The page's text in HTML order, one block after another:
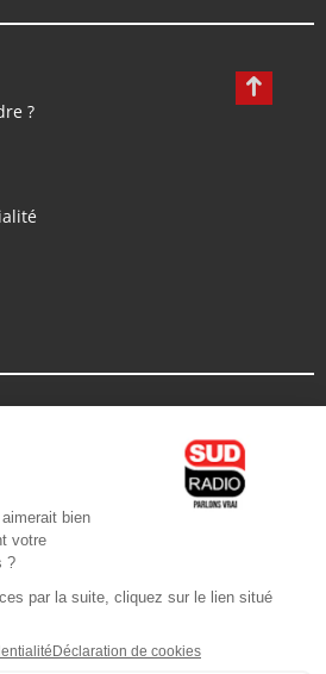
?
/ Android
l'application